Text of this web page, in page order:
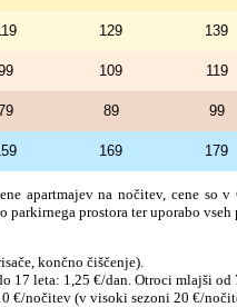
129 139
109 119
89 99
169 179
apartmajev na nočitev, cene so
parkirnega prostora ter uporabo
končno čiščenje).
17 leta: 1,25 €/dan. Otroci mlajši od
€/nočitev (v visoki sezoni 20 €/